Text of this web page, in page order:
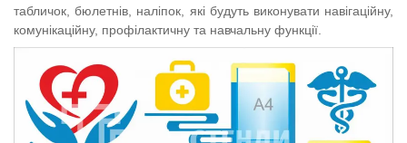
табличок, бюлетнів, наліпок, які будуть виконувати навігаційну,
комунікаційну, профілактичну та навчальну функції.